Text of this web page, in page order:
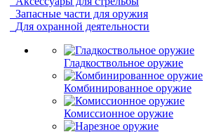
Запасные части для оружия
Для охранной деятельности
Гладкоствольное оружие
Комбинированное оружие
Комиссионное оружие